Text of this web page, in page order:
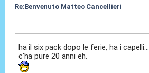
Re:Benvenuto Matteo Cancellieri
ha il six pack dopo le ferie, ha i capelli...
c'ha pure 20 anni eh.